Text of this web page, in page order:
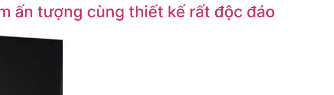
ấn tượng cùng thiết kế rất độc đáo